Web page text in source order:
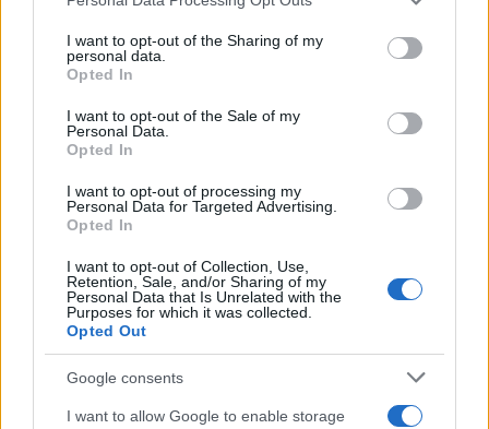
not limited to your visit or usage behaviour. You may click to
grant or deny consent to Google and its third-party tags to
use your data for below specified purposes in below Google
consent section.
I want to opt-out of the Sharing of my
personal data.
Opted In
I want to opt-out of the Sale of my
Personal Data.
Opted In
I want to opt-out of processing my
Personal Data for Targeted Advertising.
Opted In
I want to opt-out of Collection, Use,
Retention, Sale, and/or Sharing of my
Personal Data that Is Unrelated with the
Purposes for which it was collected.
Opted Out
Google consents
I want to allow Google to enable storage